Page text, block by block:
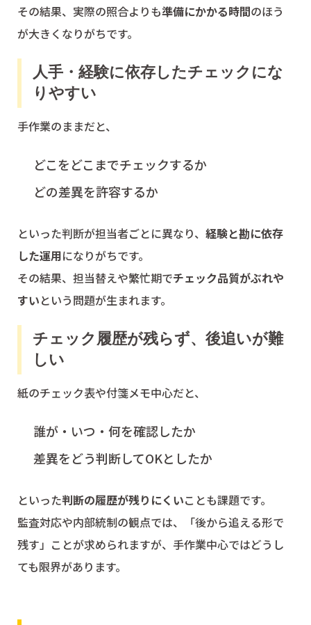
その結果、実際の照合よりも準備にかかる時間のほう
が大きくなりがちです。
人手・経験に依存したチェックにな
りやすい
手作業のままだと、
どこをどこまでチェックするか
どの差異を許容するか
といった判断が担当者ごとに異なり、 経験と勘に依存
した運用になりがちです。
その結果、担当替えや繁忙期でチェック品質がぶれや
すいという問題が生まれます。
チェック履歴が残らず、後追いが難
しい
紙のチェック表や付箋メモ中心だと、
誰が・いつ・何を確認したか
差異をどう判断してOKとしたか
といった判断の履歴が残りにくいことも課題です。
監査対応や内部統制の観点では、「後から追える形で
残す」ことが求められますが、手作業中心ではどうし
ても限界があります。